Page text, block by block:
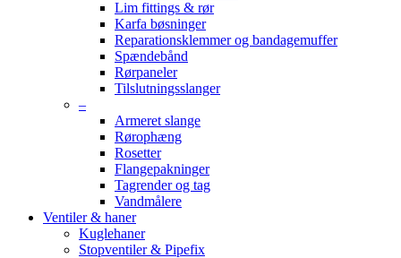
Lim fittings & rør
Karfa bøsninger
Reparationsklemmer og bandagemuffer
Spændebånd
Rørpaneler
Tilslutningsslanger
–
Armeret slange
Rørophæng
Rosetter
Flangepakninger
Tagrender og tag
Vandmålere
Ventiler & haner
Kuglehaner
Stopventiler & Pipefix